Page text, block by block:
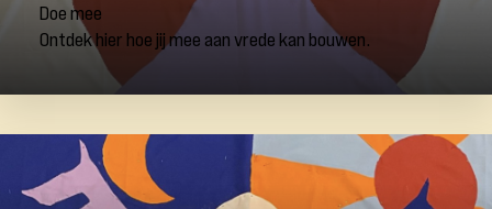
Doe mee
Ontdek hier hoe jij mee aan vrede kan bouwen.